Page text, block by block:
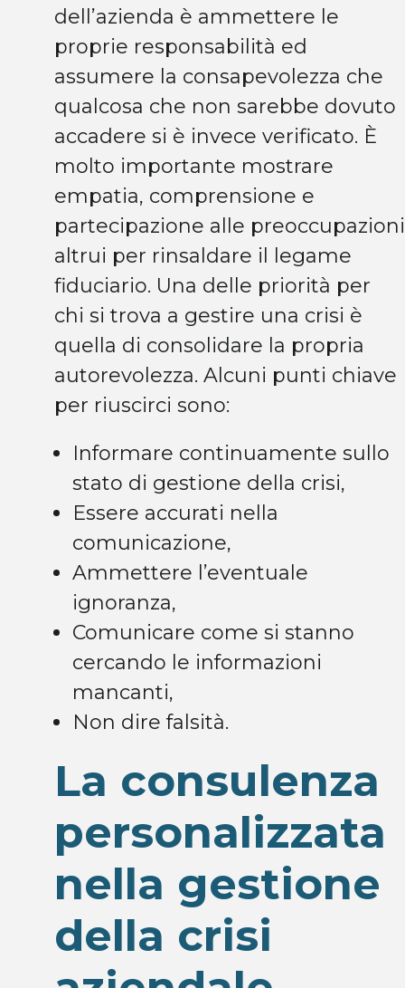
dell’azienda è ammettere le
proprie responsabilità ed
assumere la consapevolezza che
qualcosa che non sarebbe dovuto
accadere si è invece verificato. È
molto importante mostrare
empatia, comprensione e
partecipazione alle preoccupazioni
altrui per rinsaldare il legame
fiduciario. Una delle priorità per
chi si trova a gestire una crisi è
quella di consolidare la propria
autorevolezza. Alcuni punti chiave
per riuscirci sono:
Informare continuamente sullo
stato di gestione della crisi,
Essere accurati nella
comunicazione,
Ammettere l’eventuale
ignoranza,
Comunicare come si stanno
cercando le informazioni
mancanti,
Non dire falsità.
La consulenza
personalizzata
nella gestione
della crisi